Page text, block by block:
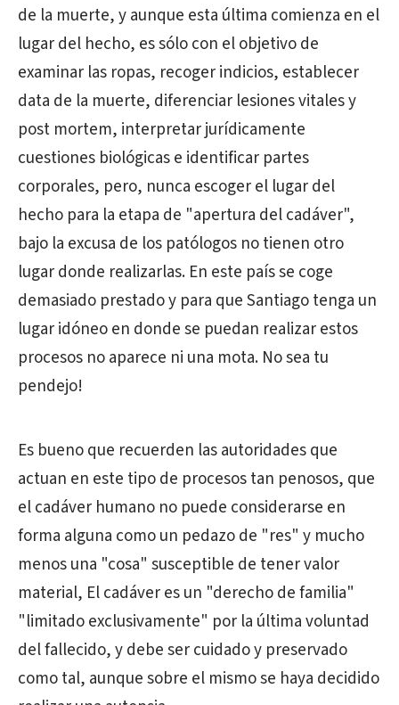
de la muerte, y aunque esta última comienza en el
lugar del hecho, es sólo con el objetivo de
examinar las ropas, recoger indicios, establecer
data de la muerte, diferenciar lesiones vitales y
post mortem, interpretar jurídicamente
cuestiones biológicas e identificar partes
corporales, pero, nunca escoger el lugar del
hecho para la etapa de "apertura del cadáver",
bajo la excusa de los patólogos no tienen otro
lugar donde realizarlas. En este país se coge
demasiado prestado y para que Santiago tenga un
lugar idóneo en donde se puedan realizar estos
procesos no aparece ni una mota. No sea tu
pendejo!
Es bueno que recuerden las autoridades que
actuan en este tipo de procesos tan penosos, que
el cadáver humano no puede considerarse en
forma alguna como un pedazo de "res" y mucho
menos una "cosa" susceptible de tener valor
material, El cadáver es un "derecho de familia"
"limitado exclusivamente" por la última voluntad
del fallecido, y debe ser cuidado y preservado
como tal, aunque sobre el mismo se haya decidido